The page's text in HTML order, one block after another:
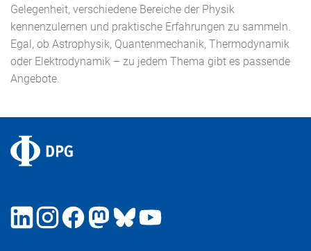
Gelegenheit, verschiedene Bereiche der Physik
kennenzulernen und praktische Erfahrungen zu sammeln.
Egal, ob Astrophysik, Quantenmechanik, Thermodynamik
oder Elektrodynamik – zu jedem Thema gibt es passende
Angebote.